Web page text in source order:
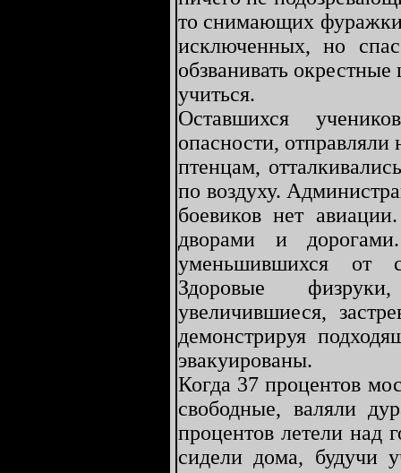
то снимающих фуражки
исключенных, но
обзванивать
учиться.
Оставшихся
опасности,
птенцам,
по воздуху.
боевиков нет
дворами и
уменьшившихся от
Здоровые
увеличившиеся,
демонстрируя
эвакуированы.
Когда 37 процентов
свободные, валяли
процентов летели над
сидели дома, будучи